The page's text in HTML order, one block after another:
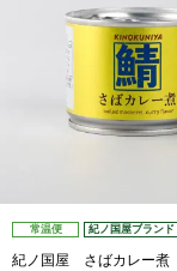
常温便 紀ノ国屋ブランド
紀ノ国屋 さばカレー煮